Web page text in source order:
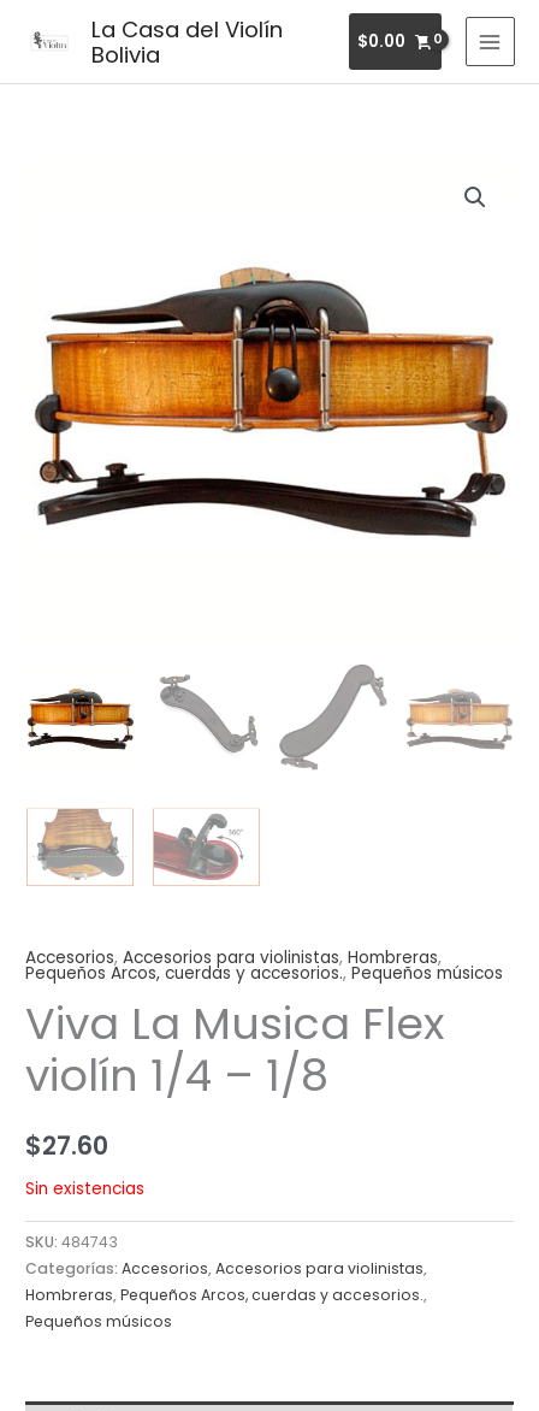
La Casa del Violín
Bolivia
$0.00
Accesorios,Accesorios para violinistas,Hombreras,
Pequeños Arcos, cuerdas y accesorios.,Pequeños músicos
Viva La Musica Flex
violín 1/4 – 1/8
$27.60
Sin existencias
SKU:484743
Categorías:Accesorios,Accesorios para violinistas,
Hombreras,Pequeños Arcos, cuerdas y accesorios.,
Pequeños músicos